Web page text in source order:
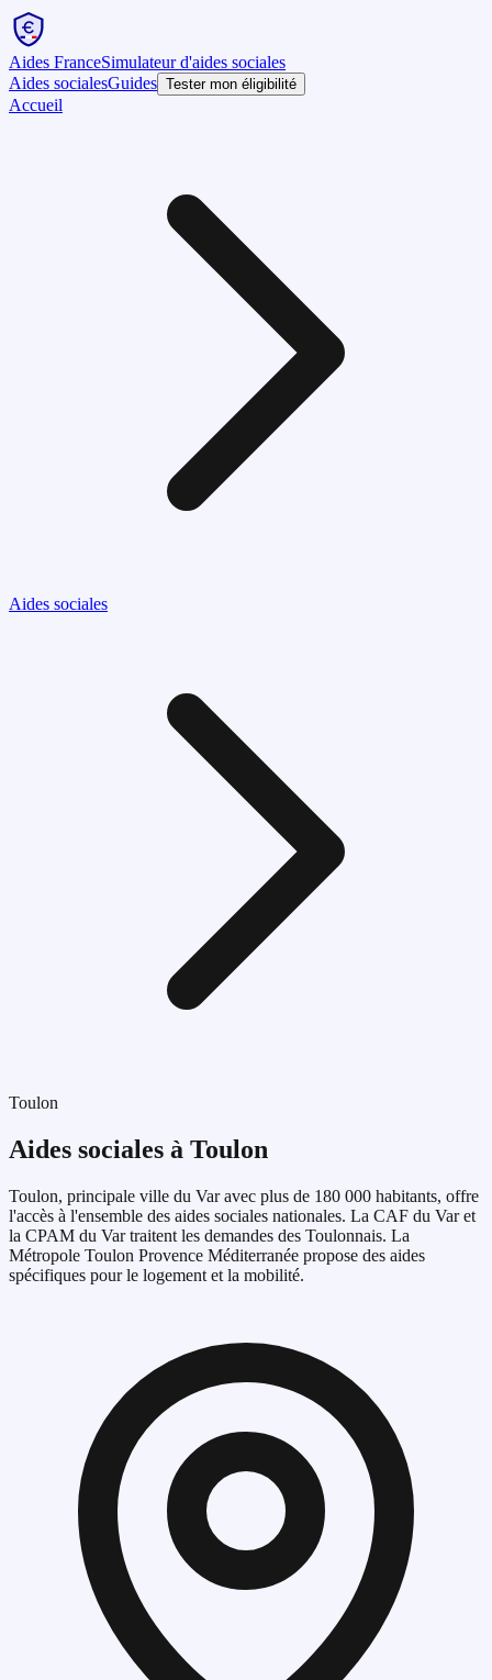
Aides FranceSimulateur d'aides sociales
Aides socialesGuides Tester mon éligibilité
Accueil
Aides sociales
Toulon
Aides sociales à Toulon
Toulon, principale ville du Var avec plus de 180 000 habitants, offre
l'accès à l'ensemble des aides sociales nationales. La CAF du Var et
la CPAM du Var traitent les demandes des Toulonnais. La
Métropole Toulon Provence Méditerranée propose des aides
spécifiques pour le logement et la mobilité.